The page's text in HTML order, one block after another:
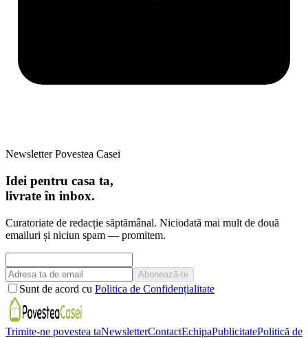
Newsletter Povestea Casei
Idei pentru casa ta,
livrate în inbox.
Curatoriate de redacție săptămânal. Niciodată mai mult de două
emailuri și niciun spam — promitem.
Abonează-te
Sunt de acord cu Politica de Confidențialitate
Trimite-ne povestea taNewsletterContactEchipaPublicitatePolitică de